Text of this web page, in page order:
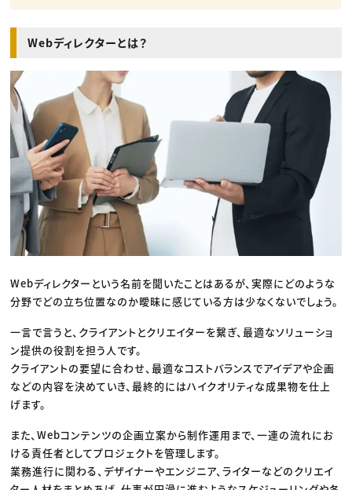
Webディレクターとは？
Webディレクターという名前を聞いたことはあるが、実際にどのような
分野でどの立ち位置なのか曖昧に感じている方は少なくないでしょう。
一言で言うと、クライアントとクリエイターを繋ぎ、最適なソリューショ
ン提供の役割を担う人です。
クライアントの要望に合わせ、最適なコストバランスでアイデアや企画
などの内容を決めていき、最終的にはハイクオリティな成果物を仕上
げます。
また、Webコンテンツの企画立案から制作運用まで、一連の流れにお
ける責任者としてプロジェクトを管理します。
業務進行に関わる、デザイナーやエンジニア、ライターなどのクリエイ